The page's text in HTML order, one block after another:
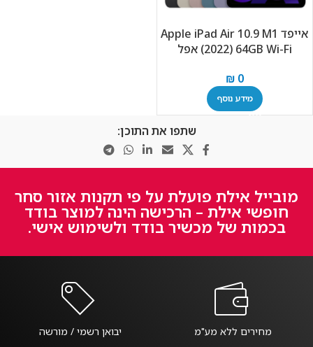
אייפד Apple iPad Air 10.9 M1
(2022) 64GB Wi-Fi אפל
₪0
מידע נוסף
שתפו את התוכן:
מובייל אילת פועלת על פי תקנות אזור סחר
חופשי אילת – הרכישה הינה למוצר בודד
בכמות של מכשיר בודד ולשימוש אישי.
מחירים ללא מע"מ יבואן רשמי / מורשה